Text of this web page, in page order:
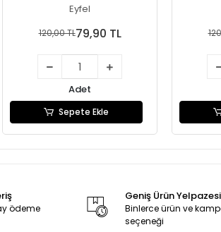
Eyfel
120,00 TL79,90 TL
Adet
Sepete Ekle
ödeme
Geniş Ürün Yelpazesi
Binlerce ürün ve
seçeneği